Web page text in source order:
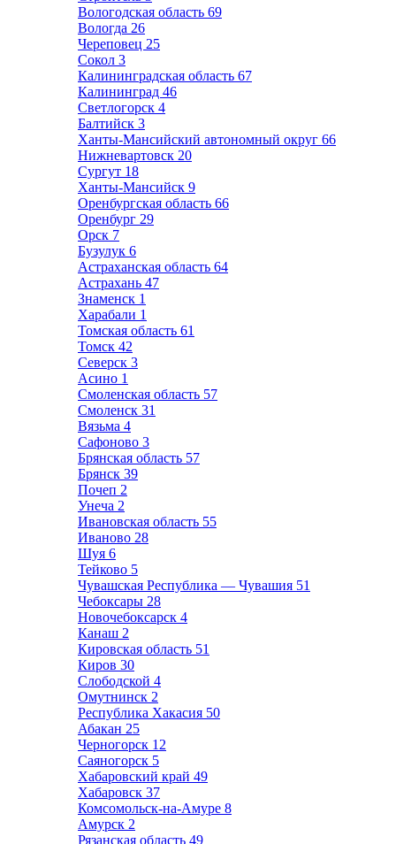
Вологодская область 69
Вологда 26
Череповец 25
Сокол 3
Калининградская область 67
Калининград 46
Светлогорск 4
Балтийск 3
Ханты-Мансийский автономный округ 66
Нижневартовск 20
Сургут 18
Ханты-Мансийск 9
Оренбургская область 66
Оренбург 29
Орск 7
Бузулук 6
Астраханская область 64
Астрахань 47
Знаменск 1
Харабали 1
Томская область 61
Томск 42
Северск 3
Асино 1
Смоленская область 57
Смоленск 31
Вязьма 4
Сафоново 3
Брянская область 57
Брянск 39
Почеп 2
Унеча 2
Ивановская область 55
Иваново 28
Шуя 6
Тейково 5
Чувашская Республика — Чувашия 51
Чебоксары 28
Новочебоксарск 4
Канаш 2
Кировская область 51
Киров 30
Слободской 4
Омутнинск 2
Республика Хакасия 50
Абакан 25
Черногорск 12
Саяногорск 5
Хабаровский край 49
Хабаровск 37
Комсомольск-на-Амуре 8
Амурск 2
Рязанская область 49